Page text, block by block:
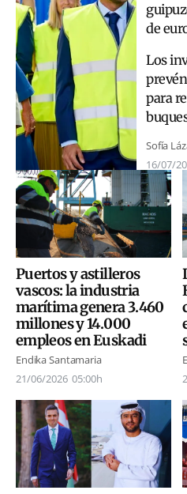
de
Los
para
Sofía
16/07/
Puertos y astilleros
vascos: la industria
marítima genera 3.460
millones y 14.000
empleos en Euskadi
Endika Santamaria
21/06/2026 05:00h